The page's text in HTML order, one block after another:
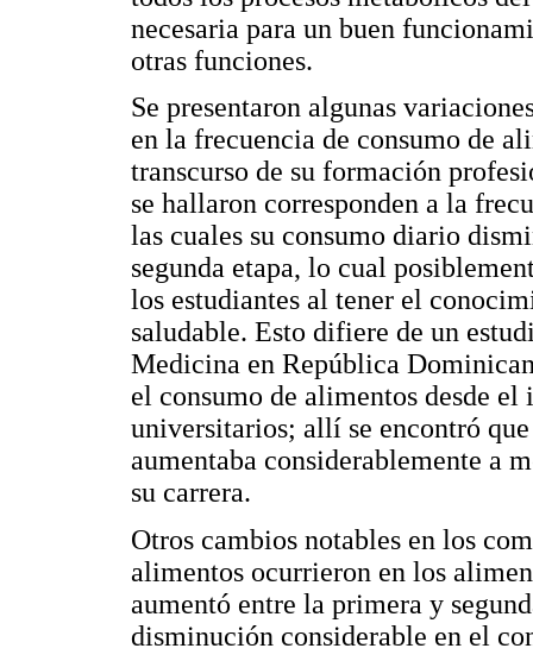
necesaria para un buen
otras funciones.
Se presentaron algunas
en la frecuencia de consumo de
transcurso de su formación
se hallaron corresponden a la
las cuales su consumo diario
segunda etapa, lo cual
los estudiantes al tener el
saludable. Esto difiere de un
Medicina en República
el consumo de alimentos desde
universitarios; allí se encontró
aumentaba considerablemente a
su carrera.
Otros cambios notables en los
alimentos ocurrieron en los
aumentó entre la primera y
disminución considerable en el